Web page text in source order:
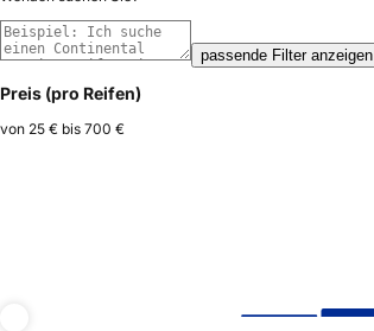
passende Filter anzeigen
Preis (pro Reifen)
von 25 € bis 700 €